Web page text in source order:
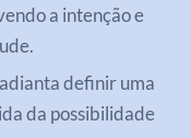
a intenção e
definir uma
da possibilidade